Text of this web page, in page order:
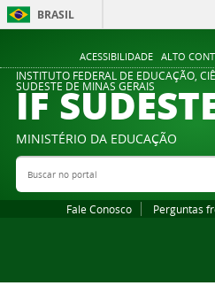
ACESSIBILIDADE ALTO
BRASIL
INSTITUTO FEDERAL DE EDUCAÇÃO,
SUDESTE DE MINAS GERAIS
IF
MINISTÉRIO DA EDUCAÇÃO
Buscar no portal
Fale Conosco Perguntas